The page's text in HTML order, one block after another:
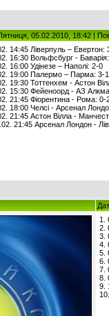
05.02.2010, 18:42 |
14:45 Ліверпуль – Евертон:
16:30 Вольфсбург -
16:00 Удінезе – Наполі: 2-0
19:00 Палермо – Парма: 3-1
19:30 Тоттенхем - Астон
15:30 Фейеноорд - АЗ
21:45 Фіорентина - Рома: 0-
18:00 Челсі - Арсенал
21:45 Астон Вілла -
21:45 Арсенал Лондон -
1.
2.
3.
4.
5.
6.
7.
8.
9.